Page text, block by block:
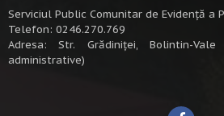
Serviciul Public Comunitar de Evidență a
Telefon: 0246.270.769
Adresa: Str. Grădiniței, Bolintin-
administrative)